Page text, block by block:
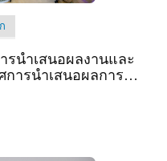
นำเสนอผลงานและ
ารนำเสนอผลการ
ร์มหาวิทยาลัยราชภัฏ
ณชน